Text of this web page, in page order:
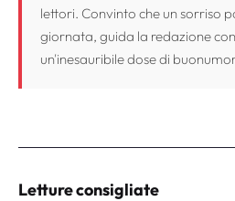
lettori. Convinto che un sorriso
giornata, guida la redazione
un'inesauribile dose di
Letture consigliate